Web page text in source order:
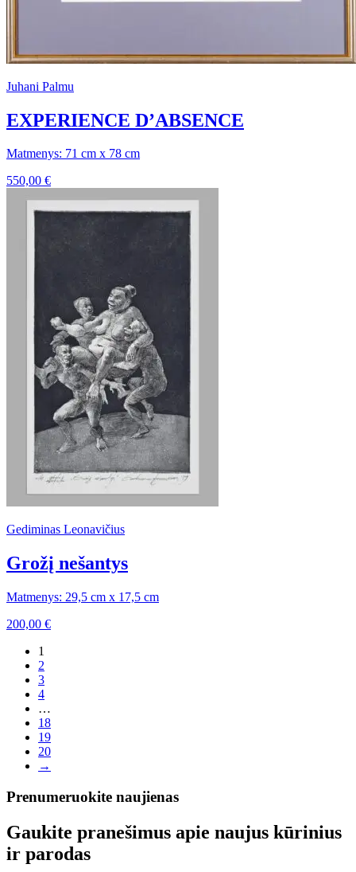
Juhani Palmu
EXPERIENCE D’ABSENCE
Matmenys: 71 cm x 78 cm
550,00 €
Gediminas Leonavičius
Grožį nešantys
Matmenys: 29,5 cm x 17,5 cm
200,00 €
1
2
3
4
…
18
19
20
→
Prenumeruokite naujienas
Gaukite pranešimus apie naujus kūrinius
ir parodas